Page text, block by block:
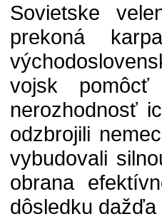
Sovietske
prekoná
vojsk
nerozhodnosť
odzbrojili
vybudovali
obrana
dôsledku